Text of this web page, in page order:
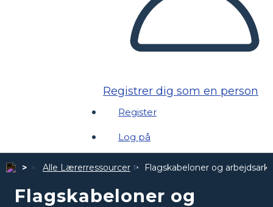
Registrer dig som en person
Register
Log på
Alle Lærerressourcer Flagskabeloner og arbejdsark
Flagskabeloner og